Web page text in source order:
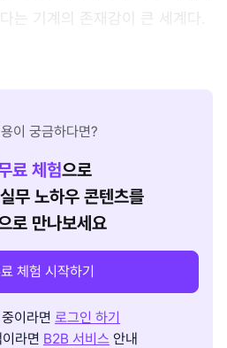
는 기계의 존재감이 큰 세계다.
이 궁금하다면?
료 체험으로
무 노하우 콘텐츠를
로 만나보세요
체험 시작하기
이라면 로그인 하기
라면 B2B 서비스 안내